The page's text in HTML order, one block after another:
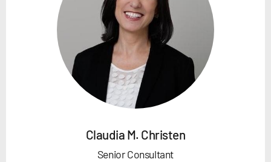
Claudia M. Christen
Senior Consultant